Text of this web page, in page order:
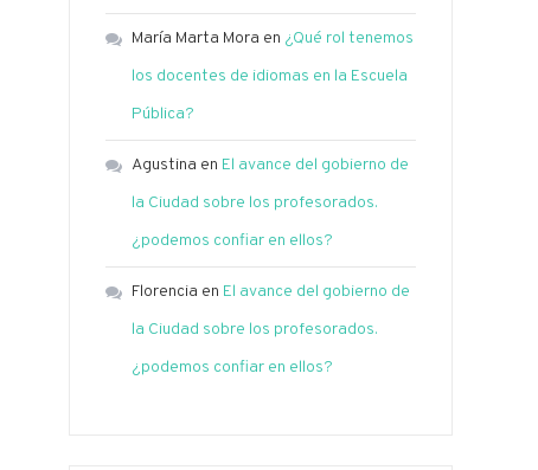
María Marta Mora en ¿Qué rol tenemos
los docentes de idiomas en la Escuela
Pública?
Agustina en El avance del gobierno de
la Ciudad sobre los profesorados.
¿podemos confiar en ellos?
Florencia en El avance del gobierno de
la Ciudad sobre los profesorados.
¿podemos confiar en ellos?